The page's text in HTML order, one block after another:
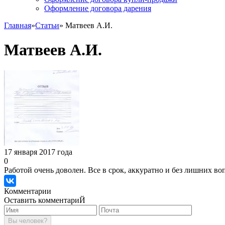
Оформление договора дарения
Главная»Статьи» Матвеев А.И.
Матвеев А.И.
17 января 2017 года
0
Работой очень доволен. Все в срок, аккуратно и без лишних
Комментарии
Оставить комментариЙ